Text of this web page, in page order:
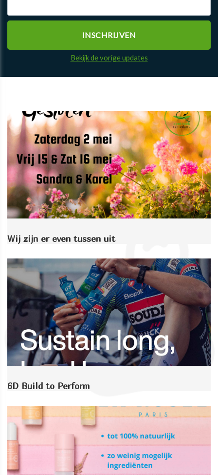
Bekijk de vorige updates
Wij zijn er even tussen uit
6D Build to Perform